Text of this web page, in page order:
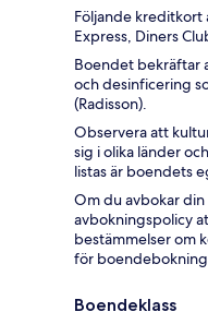
Följande kreditkort
Express, Diners
Boendet bekräftar
och desinficering
(Radisson).
Observera att
sig i olika länder
listas är boendets
Om du avbokar
avbokningspolicy
bestämmelser om
för
Boendeklass